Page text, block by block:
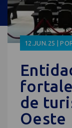
12.JUN.25 |
de
Oeste